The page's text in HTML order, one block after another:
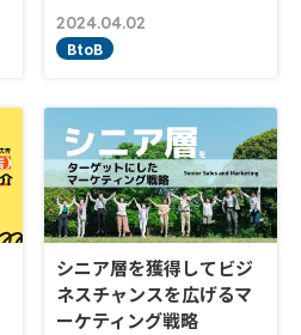
2024.04.02
BtoB
シニア層を獲得してビジ
ネスチャンスを広げるマ
ーケティング戦略